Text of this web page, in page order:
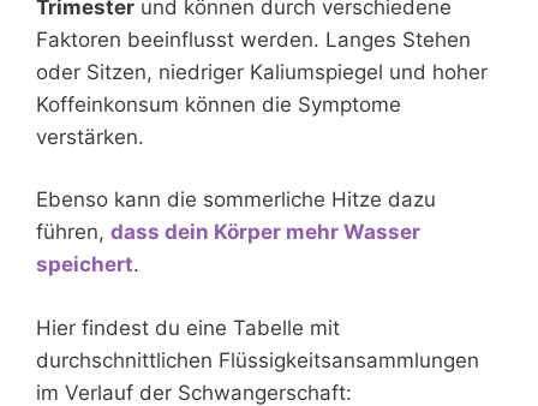
Trimester und können durch verschiedene
Faktoren beeinflusst werden. Langes Stehen
oder Sitzen, niedriger Kaliumspiegel und hoher
Koffeinkonsum können die Symptome
verstärken.
Ebenso kann die sommerliche Hitze dazu
führen, dass dein Körper mehr Wasser
speichert.
Hier findest du eine Tabelle mit
durchschnittlichen Flüssigkeitsansammlungen
im Verlauf der Schwangerschaft: